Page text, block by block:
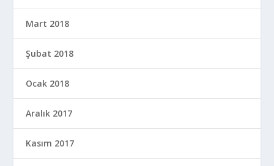
Mart 2018
Şubat 2018
Ocak 2018
Aralık 2017
Kasım 2017